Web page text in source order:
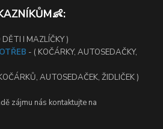
DĚTI I MAZLÍČKY )
- ( KOČÁRKY, AUTOSEDAČKY,
AUTOSEDAČEK, ŽIDLIČEK )
zájmu nás kontaktujte na